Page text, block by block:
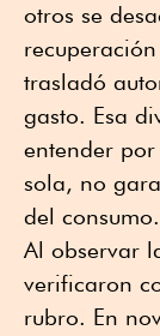
otros se
trasladó
gasto. Esa
entender
sola, no
del consumo.
Al observar
verificaron
rubro. En